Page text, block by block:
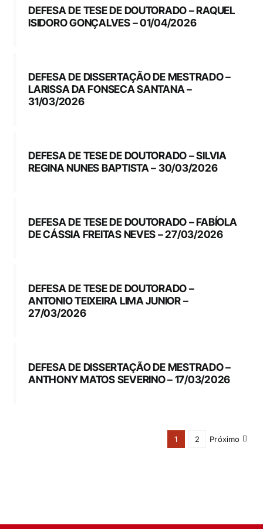
DEFESA DE TESE DE DOUTORADO – RAQUEL
ISIDORO GONÇALVES – 01/04/2026
DEFESA DE DISSERTAÇÃO DE MESTRADO –
LARISSA DA FONSECA SANTANA –
31/03/2026
DEFESA DE TESE DE DOUTORADO – SILVIA
REGINA NUNES BAPTISTA – 30/03/2026
DEFESA DE TESE DE DOUTORADO – FABÍOLA
DE CÁSSIA FREITAS NEVES – 27/03/2026
DEFESA DE TESE DE DOUTORADO –
ANTONIO TEIXEIRA LIMA JUNIOR –
27/03/2026
DEFESA DE DISSERTAÇÃO DE MESTRADO –
ANTHONY MATOS SEVERINO – 17/03/2026
1 2 Próximo